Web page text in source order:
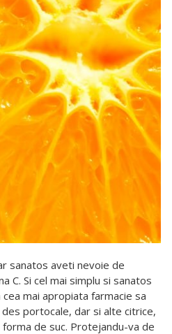
sanatos aveti nevoie de
C. Si cel mai simplu si sanatos
mai apropiata farmacie sa
portocale, dar si alte citrice,
de suc. Protejandu-va de